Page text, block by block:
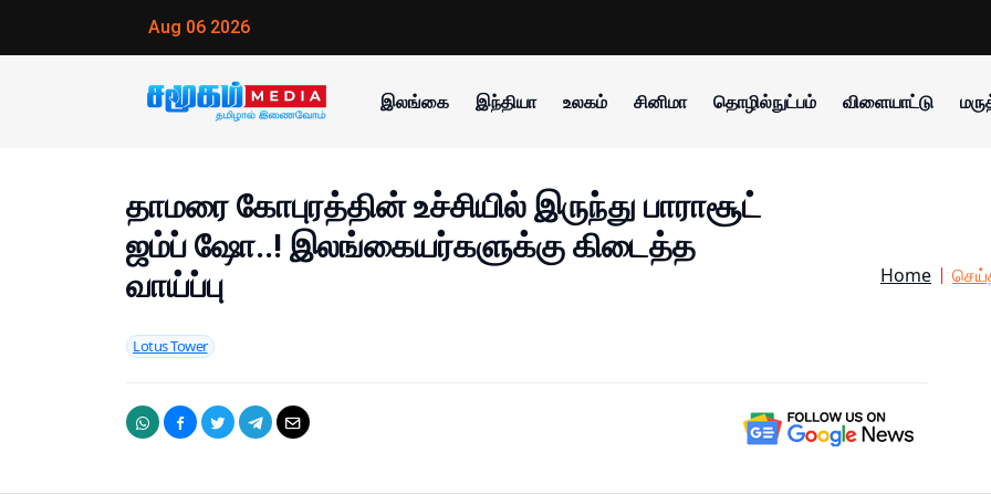
Aug 06 2026
இலங்கை இந்தியா உலகம் சினிமா தொழில்நுட்பம் விளையாட்டு
தாமரை கோபுரத்தின் உச்சியில் இருந்து பாராசூட்
ஜம்ப் ஷோ..! இலங்கையர்களுக்கு கிடைத்த
வாய்ப்பு
Lotus Tower
Home